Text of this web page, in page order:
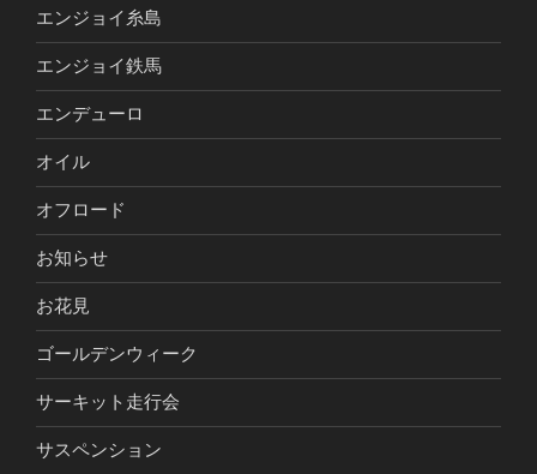
エンジョイ糸島
エンジョイ鉄馬
エンデューロ
オイル
オフロード
お知らせ
お花見
ゴールデンウィーク
サーキット走行会
サスペンション